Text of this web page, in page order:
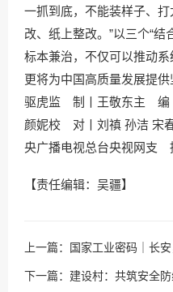
一抓到底，不能装样子、
改、纸上整改。”以三个“结
标本兼治，不仅可以推动系
更将为中国高质量发展提
驱虎监 制丨王敬东主 编
颜妮校 对丨刘禛 孙洁 宋
央广播电视总台央视网支
【责任编辑：吴疆】
上一篇： 国家工业密码｜长安
下一篇： 建设村：共筑安全